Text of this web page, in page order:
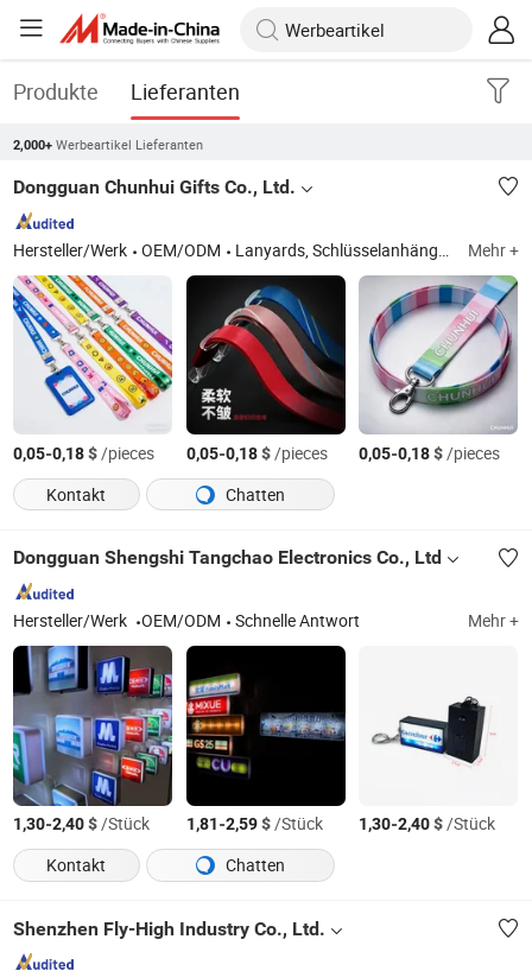
Produkte Lieferanten
2,000+ Werbeartikel Lieferanten
Dongguan Chunhui Gifts Co., Ltd.
Hersteller/Werk OEM/ODM Lanyards, Schlüsselanhänger, Wasserflaschenriemen, Kartenhalter, Brillenband Mehr +
0,05-0,18$/pieces 0,05-0,18$/pieces 0,05-0,18$/pieces
Kontakt
Chatten
Dongguan Shengshi Tangchao Electronics Co., Ltd
Hersteller/Werk OEM/ODM Schnelle Antwort Mehr +
1,30-2,40$/Stück 1,81-2,59$/Stück 1,30-2,40$/Stück
Kontakt
Chatten
Shenzhen Fly-High Industry Co., Ltd.